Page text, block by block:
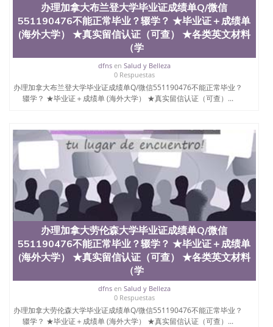
办理加拿大布兰登大学毕业证成绩单Q/微信
551190476不能正常毕业？辍学？ ★毕业证＋成绩单
(海外大学） ★真实留信认证（可查） ★各类英文材料
（学
dfnsen Salud y Belleza
0 Respuestas
办理加拿大布兰登大学毕业证成绩单Q/微信551190476不能正常毕业？
辍学？ ★毕业证＋成绩单 (海外大学） ★真实留信认证（可查）...
办理加拿大劳伦森大学毕业证成绩单Q/微信
551190476不能正常毕业？辍学？ ★毕业证＋成绩单
(海外大学） ★真实留信认证（可查） ★各类英文材料
（学
dfnsen Salud y Belleza
0 Respuestas
办理加拿大劳伦森大学毕业证成绩单Q/微信551190476不能正常毕业？
辍学？ ★毕业证＋成绩单 (海外大学） ★真实留信认证（可查）...